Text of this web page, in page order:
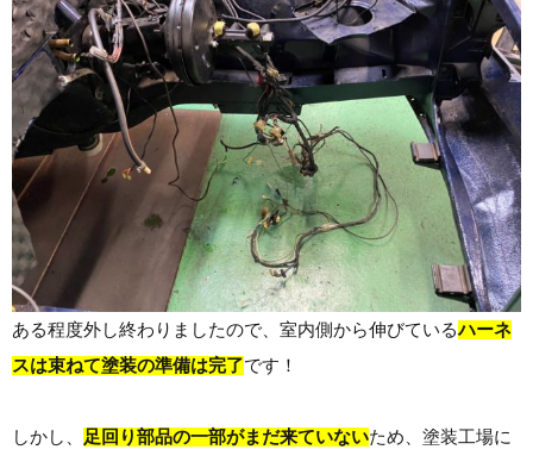
ある程度外し終わりましたので、室内側から伸びているハーネ
スは束ねて塗装の準備は完了です！
しかし、 足回り部品の一部がまだ来ていないため、塗装工場に